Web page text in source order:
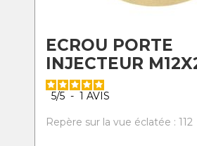
ECROU PORTE
INJECTEUR
5/5 - 1 AVIS
Repère sur la vue éclatée : 112